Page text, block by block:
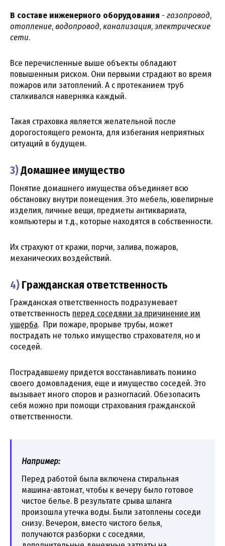
В составе инженерного оборудования - газопровод,
отопление,водопровод,канализация,электрические
сети.
Все перечисленные выше объекты обладают
повышенным риском. Они первыми страдают во время
пожаров или затоплений. А с протеканием труб
сталкивался наверняка каждый.
Такая страховка является желательной после
дорогостоящего ремонта, для избегания неприятных
ситуаций в будущем.
3)Домашнее имущество
Понятие домашнего имущества объединяет всю
обстановку внутри помещения. Это мебель, ювелирные
изделия, личные вещи, предметы антиквариата,
компьютеры и т.д., которые находятся в собственности.
Их страхуют от кражи, порчи, залива, пожаров,
механических воздействий.
4)Гражданская ответственность
Гражданская ответственность подразумевает
ответственность перед соседями за причинение им
ущерба. При пожаре, прорыве трубы, может
пострадать не только имущество страхователя, но и
соседей.
Пострадавшему придется восстанавливать помимо
своего домовладения, еще и имущество соседей. Это
вызывает много споров и разногласий. Обезопасить
себя можно при помощи страхования гражданской
ответственности.
Например:
Перед работой была включена стиральная
машина-автомат, чтобы к вечеру было готовое
чистое белье. В результате срыва шланга
произошла утечка воды. Были затоплены соседи
снизу. Вечером, вместо чистого белья,
получаются разборки с соседями,